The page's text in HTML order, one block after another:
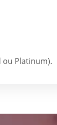
ou Platinum).